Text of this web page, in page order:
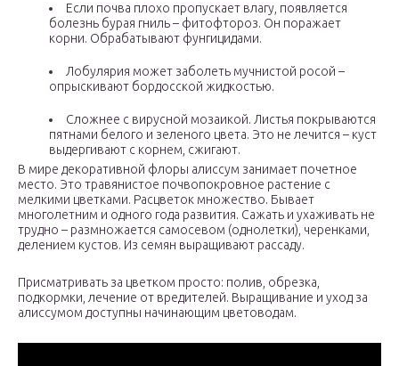
Если почва плохо пропускает влагу, появляется
болезнь бурая гниль – фитофтороз. Он поражает
корни. Обрабатывают фунгицидами.
Лобулярия может заболеть мучнистой росой –
опрыскивают бордосской жидкостью.
Сложнее с вирусной мозаикой. Листья покрываются
пятнами белого и зеленого цвета. Это не лечится – куст
выдергивают с корнем, сжигают.
В мире декоративной флоры алиссум занимает почетное
место. Это травянистое почвопокровное растение с
мелкими цветками. Расцветок множество. Бывает
многолетним и одного года развития. Сажать и ухаживать не
трудно – размножается самосевом (однолетки), черенками,
делением кустов. Из семян выращивают рассаду.
Присматривать за цветком просто: полив, обрезка,
подкормки, лечение от вредителей. Выращивание и уход за
алиссумом доступны начинающим цветоводам.